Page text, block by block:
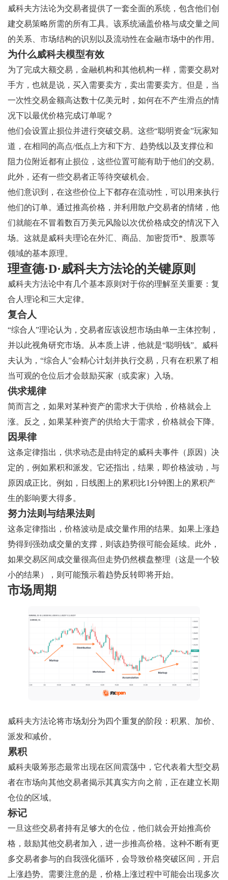
威科夫方法论为交易者提供了一套全面的系统，包含他们创
建交易策略所需的所有工具。该系统涵盖价格与成交量之间
的关系、市场结构的识别以及流动性在金融市场中的作用。
为什么威科夫模型有效
为了完成大额交易，金融机构和其他机构一样，需要交易对
手方，也就是说，买入需要卖方，卖出需要卖方。但是，当
一次性交易金额高达数十亿美元时，如何在不产生滑点的情
况下以最优价格完成订单呢？
他们会设置止损位并进行突破交易。这些“聪明资金”玩家知
道，在相同的高点/低点上方和下方、趋势线以及支撑位和
阻力位附近都有止损位，这些位置可能有助于他们的交易。
此外，还有一些交易者正等待突破机会。
他们意识到，在这些价位上下都存在流动性，可以用来执行
他们的订单。通过推高价格，并利用散户交易者的情绪，他
们就能在不冒着数百万美元风险以次优价格成交的情况下入
场。这就是威科夫理论在外汇、商品、加密货币*、股票等
领域的基本原理。
理查德·D·威科夫方法论的关键原则
威科夫方法论中有几个基本原则对于你的理解至关重要：复
合人理论和三大定律。
复合人
“综合人”理论认为，交易者应该设想市场由单一主体控制，
并以此视角研究市场。从本质上讲，他就是“聪明钱”。威科
夫认为，“综合人”会精心计划并执行交易，只有在积累了相
当可观的仓位后才会鼓励买家（或卖家）入场。
供求规律
简而言之，如果对某种资产的需求大于供给，价格就会上
涨。反之，如果某种资产的供给大于需求，价格就会下降。
因果律
这条定律指出，供求动态是由特定的威科夫事件（原因）决
定的，例如累积和派发。它还指出，结果，即价格波动，与
原因成正比。例如，日线图上的累积比1分钟图上的累积产
生的影响要大得多。
努力法则与结果法则
这条定律指出，价格波动是成交量作用的结果。如果上涨趋
势得到强劲成交量的支撑，则该趋势很可能会延续。此外，
如果交易区间成交量很高但走势仍然横盘整理（这是一个较
小的结果），则可能预示着趋势反转即将开始。
市场周期
威科夫方法论将市场划分为四个重复的阶段：积累、加价、
派发和减价。
累积
威科夫吸筹形态最常出现在区间震荡中，它代表着大型交易
者在市场向其他交易者揭示其真实方向之前，正在建立长期
仓位的区域。
标记
一旦这些交易者持有足够大的仓位，他们就会开始推高价
格，鼓励其他交易者加入，进一步推高价格。这种不断有更
多交易者参与的自我强化循环，会导致价格突破区间，开启
上涨趋势。需要注意的是，价格上涨过程中可能会出现多次